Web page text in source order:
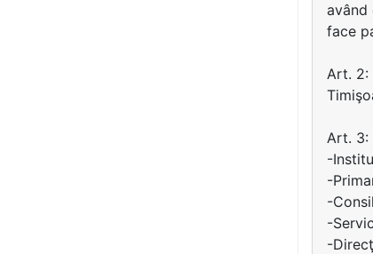
având
face
Art. 2:
Art. 3:
-
-
-
-
-